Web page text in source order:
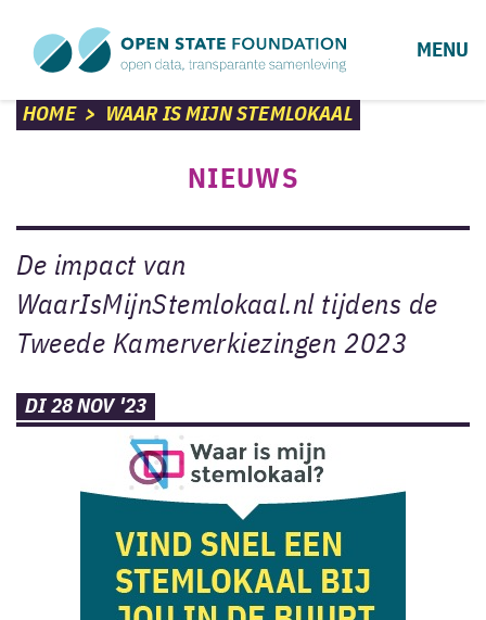
MENU
HOME> WAAR IS MIJN STEMLOKAAL
NIEUWS
De impact van
WaarIsMijnStemlokaal.nl tijdens de
Tweede Kamerverkiezingen 2023
DI 28 NOV '23